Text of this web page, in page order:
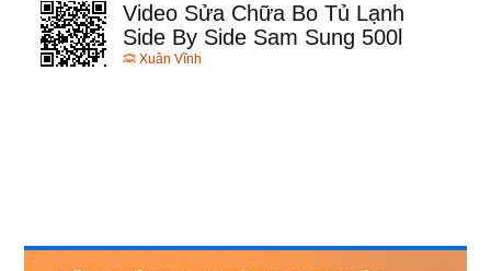
Video Sửa Chữa Bo Tủ Lạnh
Side By Side Sam Sung 500l
Xuân Vĩnh